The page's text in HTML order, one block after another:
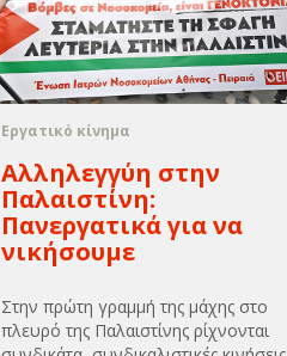
Εργατικό κίνημα
Αλληλεγγύη στην
Παλαιστίνη:
Πανεργατικά για να
νικήσουμε
Στην πρώτη γραμμή της μάχης στο
πλευρό της Παλαιστίνης ρίχνονται